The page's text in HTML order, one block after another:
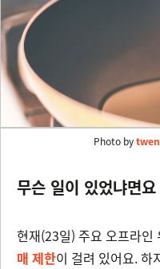
Photo by
무슨 일이 있었냐면요
현재(23일) 주요 오프라인
매 제한이 걸려 있어요. 하